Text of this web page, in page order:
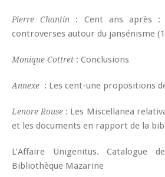
Pierre Chantin : Cent ans après :
controverses autour du jansénisme
Monique Cottret : Conclusions
Annexe : Les cent-une propositions
Lenore Rouse : Les Miscellanea
et les documents en rapport de la
L’Affaire Unigenitus. Catalogue
Bibliothèque Mazarine